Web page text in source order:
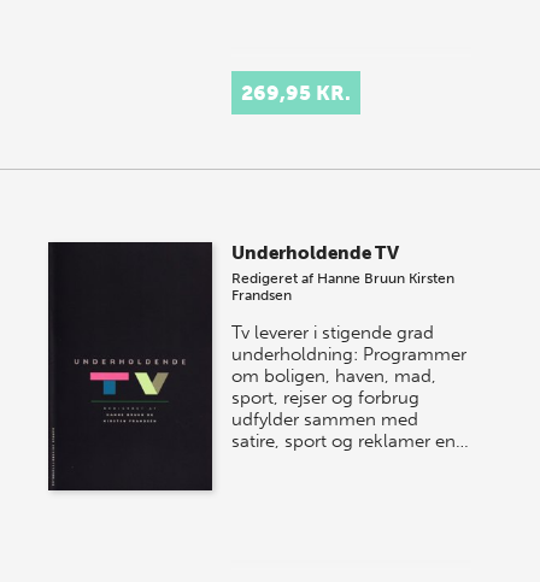
269,95 KR.
Underholdende TV
Redigeret af Hanne Bruun Kirsten
Frandsen
Tv leverer i stigende grad
underholdning: Programmer
om boligen, haven, mad,
sport, rejser og forbrug
udfylder sammen med
satire, sport og reklamer en…